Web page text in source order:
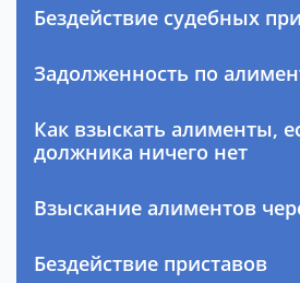
Бездействие судебных
Задолженность по
Как взыскать алименты,
должника ничего нет
Взыскание алиментов
Бездействие приставов